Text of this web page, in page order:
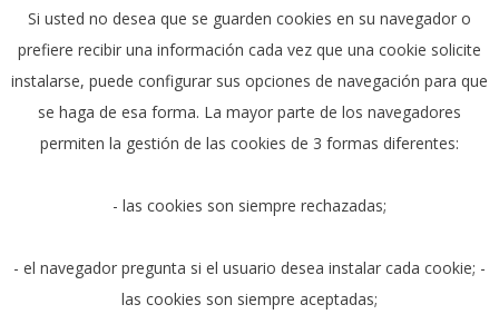
Si usted no desea que se guarden cookies en su navegador o
prefiere recibir una información cada vez que una cookie solicite
instalarse, puede configurar sus opciones de navegación para que
se haga de esa forma. La mayor parte de los navegadores
permiten la gestión de las cookies de 3 formas diferentes:
- las cookies son siempre rechazadas;
- el navegador pregunta si el usuario desea instalar cada cookie; -
las cookies son siempre aceptadas;